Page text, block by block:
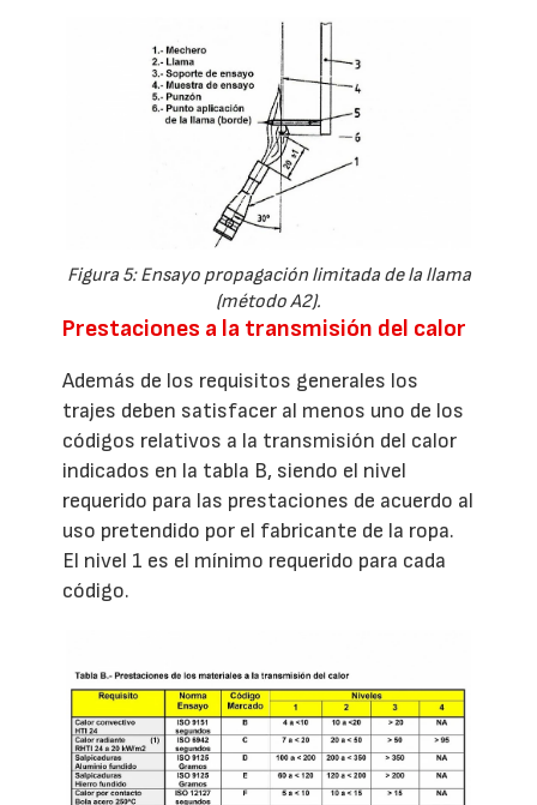
Figura 5: Ensayo propagación limitada de la llama
(método A2).
Prestaciones a la transmisión del calor
Además de los requisitos generales los
trajes deben satisfacer al menos uno de los
códigos relativos a la transmisión del calor
indicados en la tabla B, siendo el nivel
requerido para las prestaciones de acuerdo al
uso pretendido por el fabricante de la ropa.
El nivel 1 es el mínimo requerido para cada
código.